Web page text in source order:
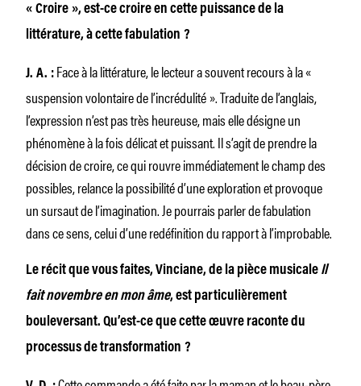
« Croire », est-ce croire en cette puissance de la
littérature, à cette fabulation ?
J. A. : Face à la littérature, le lecteur a souvent recours à la «
suspension volontaire de l’incrédulité ». Traduite de l’anglais,
l’expression n’est pas très heureuse, mais elle désigne un
phénomène à la fois délicat et puissant. Il s’agit de prendre la
décision de croire, ce qui rouvre immédiatement le champ des
possibles, relance la possibilité d’une exploration et provoque
un sursaut de l’imagination. Je pourrais parler de fabulation
dans ce sens, celui d’une redéfinition du rapport à l’improbable.
Le récit que vous faites, Vinciane, de la pièce musicale Il
fait novembre en mon âme, est particulièrement
bouleversant. Qu’est-ce que cette œuvre raconte du
processus de transformation ?